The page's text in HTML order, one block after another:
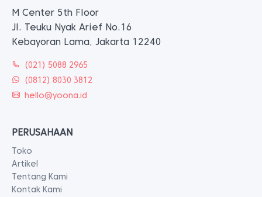
M Center 5th Floor
Jl. Teuku Nyak Arief No.16
Kebayoran Lama, Jakarta 12240
(021) 5088 2965
(0812) 8030 3812
hello@yoona.id
PERUSAHAAN
Toko
Artikel
Tentang Kami
Kontak Kami